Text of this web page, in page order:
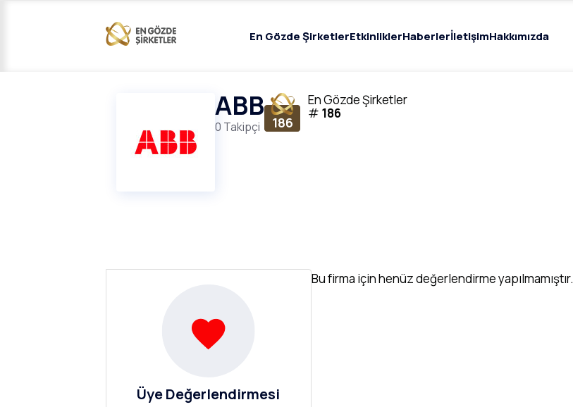
En Gözde ŞirketlerEtkinliklerHaberlerİletişimHakkımızda
ABB
0 Takipçi 186
En Gözde Şirketler
# 186
Üye Değerlendirmesi
Bu firma için henüz değerlendirme yapılmamıştır.